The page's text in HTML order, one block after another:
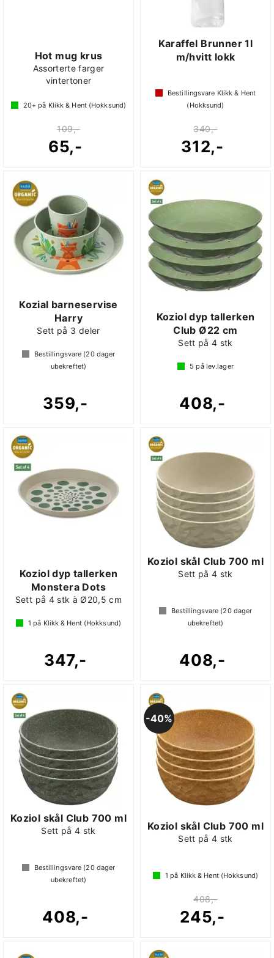
Hot mug krus
Assorterte farger
vintertoner
20+ på Klikk & Hent (Hokksund)
109,-
65,-
Karaffel Brunner 1l
m/hvitt lokk
Bestillingsvare Klikk & Hent
(Hokksund)
340,-
312,-
Kozial barneservise
Harry
Sett på 3 deler
Bestillingsvare (20dager
ubekreftet)
359,-
Koziol dyp tallerken
Club Ø22 cm
Sett på 4 stk
5 på lev.lager
408,-
Koziol dyp tallerken
Monstera Dots
Sett på 4 stk à Ø20,5 cm
1 på Klikk & Hent (Hokksund)
347,-
Koziol skål Club 700 ml
Sett på 4 stk
Bestillingsvare (20dager
ubekreftet)
408,-
Koziol skål Club 700 ml
Sett på 4 stk
Bestillingsvare (20dager
ubekreftet)
408,-
40%
Koziol skål Club 700 ml
Sett på 4 stk
1 på Klikk & Hent (Hokksund)
408,-
245,-